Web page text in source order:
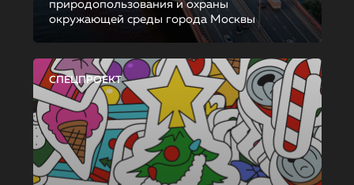
природопользования и охраны
окружающей среды города Москвы
СПЕЦПРОЕКТ